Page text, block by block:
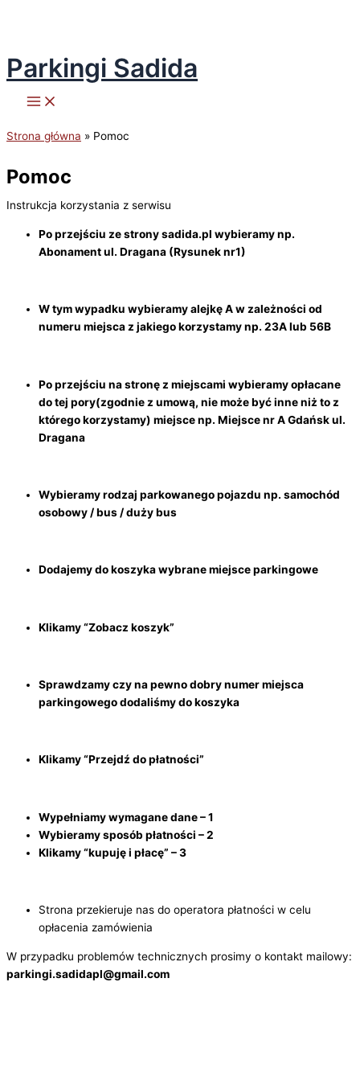
Przejdź
do
treści
Parkingi Sadida
Strona główna Pomoc
Pomoc
Instrukcja korzystania z serwisu
Po przejściu ze strony sadida.pl wybieramy np.
Abonament ul. Dragana (Rysunek nr1)
W tym wypadku wybieramy alejkę A w zależności od
numeru miejsca z jakiego korzystamy np. 23A lub 56B
Po przejściu na stronę z miejscami wybieramy opłacane
do tej pory(zgodnie z umową, nie może być inne niż to z
którego korzystamy) miejsce np. Miejsce nr A Gdańsk ul.
Dragana
Wybieramy rodzaj parkowanego pojazdu np. samochód
osobowy / bus / duży bus
Dodajemy do koszyka wybrane miejsce parkingowe
Klikamy “Zobacz koszyk”
Sprawdzamy czy na pewno dobry numer miejsca
parkingowego dodaliśmy do koszyka
Klikamy “Przejdź do płatności”
Wypełniamy wymagane dane – 1
Wybieramy sposób płatności – 2
Klikamy “kupuję i płacę” – 3
Strona przekieruje nas do operatora płatności w celu
opłacenia zamówienia
W przypadku problemów technicznych prosimy o kontakt mailowy:
parkingi.sadidapl@gmail.com